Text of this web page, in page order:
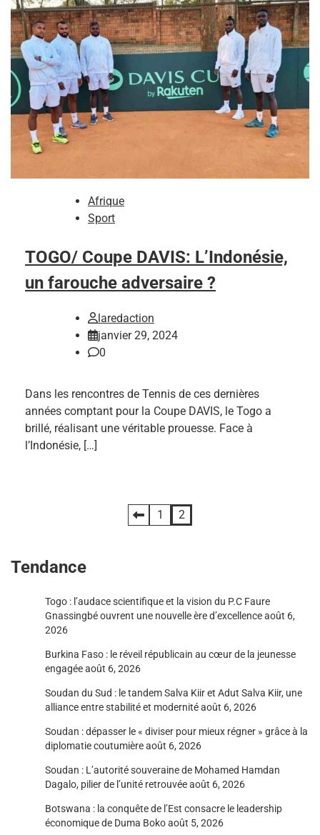
Afrique
Sport
TOGO/ Coupe DAVIS: L’Indonésie,
un farouche adversaire ?
laredaction
janvier 29, 2024
0
Dans les rencontres de Tennis de ces dernières
années comptant pour la Coupe DAVIS, le Togo a
brillé, réalisant une véritable prouesse. Face à
l’Indonésie, […]
publications
1 2
Tendance
Togo : l’audace scientifique et la vision du P.C Faure
Gnassingbé ouvrent une nouvelle ère d’excellenceaoût 6,
2026
Burkina Faso : le réveil républicain au cœur de la jeunesse
engagéeaoût 6, 2026
Soudan du Sud : le tandem Salva Kiir et Adut Salva Kiir, une
alliance entre stabilité et modernitéaoût 6, 2026
Soudan : dépasser le « diviser pour mieux régner » grâce à la
diplomatie coutumièreaoût 6, 2026
Soudan : L’autorité souveraine de Mohamed Hamdan
Dagalo, pilier de l’unité retrouvéeaoût 6, 2026
Botswana : la conquête de l’Est consacre le leadership
économique de Duma Bokoaoût 5, 2026